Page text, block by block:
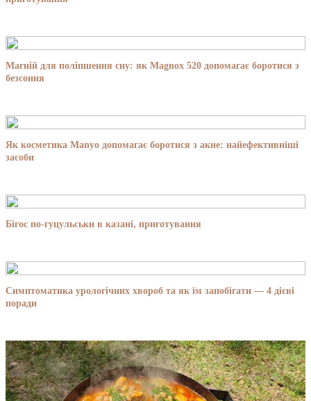
Магній для поліпшення сну: як Magnox 520 допомагає боротися з
безсоння
Як косметика Manyo допомагає боротися з акне: найефективніші
засоби
Бігос по-гуцульськи в казані, приготування
Симптоматика урологічних хвороб та як їм запобігати — 4 дієві
поради